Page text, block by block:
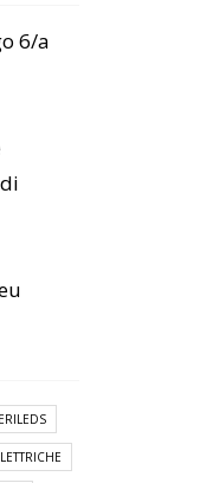
6/a